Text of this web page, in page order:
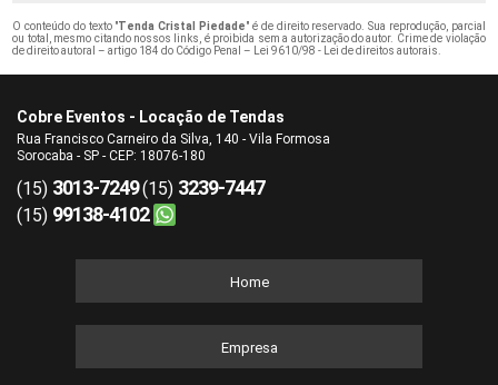
O conteúdo do texto "Tenda Cristal Piedade" é de direito reservado. Sua reprodução, parcial
ou total, mesmo citando nossos links, é proibida sem a autorização do autor. Crime de violação
de direito autoral – artigo 184 do Código Penal – Lei 9610/98 - Lei de direitos autorais.
Cobre Eventos - Locação de Tendas
Rua Francisco Carneiro da Silva, 140 - Vila Formosa
Sorocaba - SP - CEP: 18076-180
(15) 3013-7249(15) 3239-7447
(15) 99138-4102
Home
Empresa